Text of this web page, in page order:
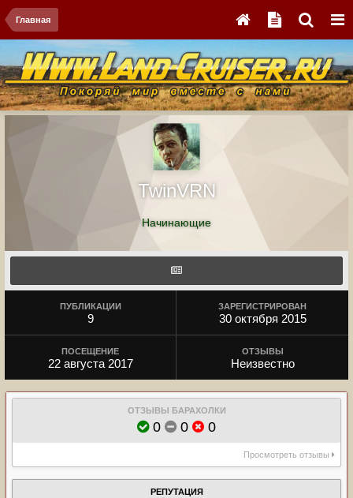
Главная
TwinVRN
Начинающие
ПУБЛИКАЦИИ
9
ЗАРЕГИСТРИРОВАН
30 октября 2015
ПОСЕЩЕНИЕ
22 августа 2017
ОТЗЫВЫ
Неизвестно
ОТЗЫВЫ БАРАХОЛКИ
0 0 0
Просмотреть отзывы
РЕПУТАЦИЯ